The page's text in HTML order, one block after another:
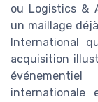
ou Logistics &
un maillage
International
acquisition
internationale